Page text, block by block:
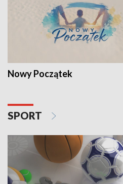
Nowy Początek
SPORT